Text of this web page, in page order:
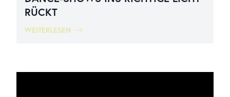
RÜCKT
WEITERLESEN